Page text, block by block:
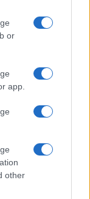
or
app.
other
LAVORA CON NOI